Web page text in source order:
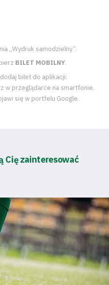
„Wydruk samodzielny”.
BILET MOBILNY.
bilet do aplikacji:
w przeglądarce na smartfonie.
się w portfelu Google.
Cię zainteresować